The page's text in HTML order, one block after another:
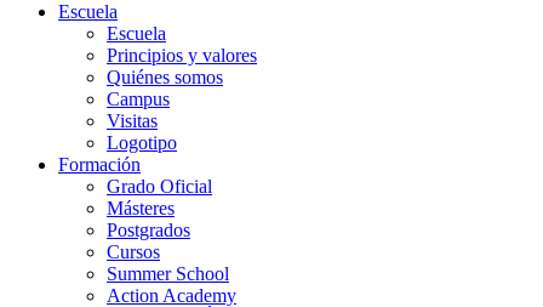
Escuela
Escuela
Principios y valores
Quiénes somos
Campus
Visitas
Logotipo
Formación
Grado Oficial
Másteres
Postgrados
Cursos
Summer School
Action Academy